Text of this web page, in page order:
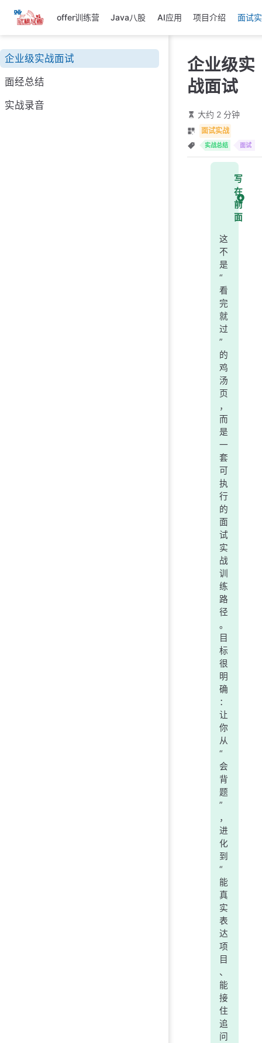
跳
至
主
要
內
容
offer训练营 Java八股 AI应用 项目介绍 面试
企业级实战面试
面经总结
实战录音
企业级实
战面试
大约 2 分钟
面试实战
实战总结 面试
写
在
前
面
这
不
是
“
看
完
就
过
”
的
鸡
汤
页
，
而
是
一
套
可
执
行
的
面
试
实
战
训
练
路
径
。
目
标
很
明
确
：
让
你
从
“
会
背
题
”
，
进
化
到
“
能
真
实
表
达
项
目
、
能
接
住
追
问